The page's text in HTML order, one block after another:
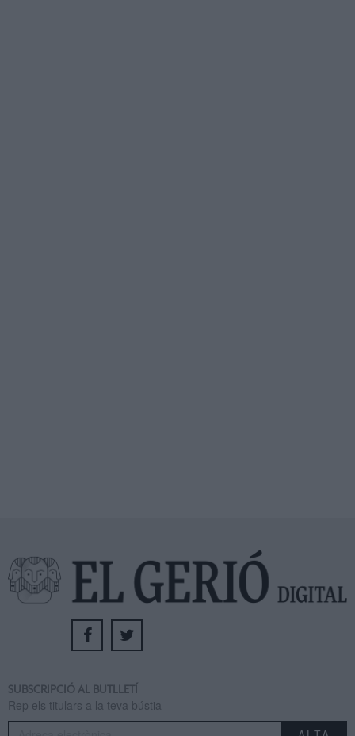
SUBSCRIPCIÓ AL BUTLLETÍ
Rep els titulars a la teva bústia